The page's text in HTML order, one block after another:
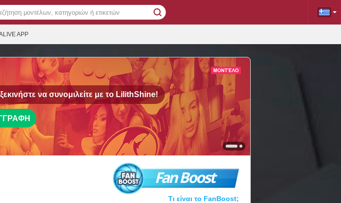
APP
να συνομιλείτε με το LilithShine!
Fan Boost
Τι είναι το FanBoost;